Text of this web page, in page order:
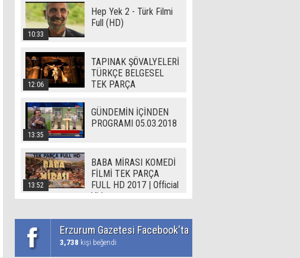
10:33
Hep Yek 2 - Türk Filmi
Full (HD)
12:06
TAPINAK ŞÖVALYELERİ
TÜRKÇE BELGESEL
TEK PARÇA
13:35
GÜNDEMİN İÇİNDEN
PROGRAMI 05.03.2018
13:52
BABA MİRASI KOMEDİ
FİLMİ TEK PARÇA
FULL HD 2017 | Official
Video
Erzurum Gazetesi Facebook'ta
3,738 kişi beğendi